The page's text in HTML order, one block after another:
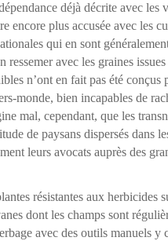
déjà décrite avec les
encore plus accusée avec les
qui en sont
ressemer avec les graines
n’ont en fait pas été conçus
monde, bien incapables de
mal, cependant, que les
de paysans dispersés dans
leurs avocats auprès des
résistantes aux herbicides
dont les champs sont
avec des outils manuels y